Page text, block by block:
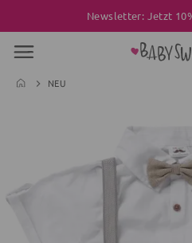
Newsletter: Jetzt
NEU